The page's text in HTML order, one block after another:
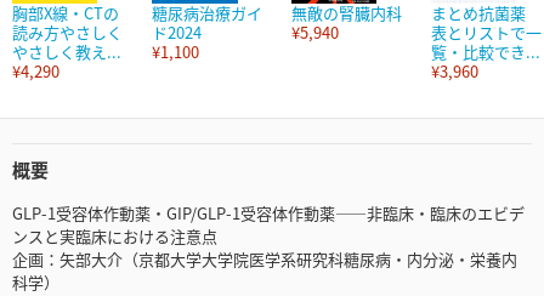
胸部X線・CTの
読み方やさしく
やさしく教え...
¥4,290
糖尿病治療ガイ
ド2024
¥1,100
無敵の腎臓内科
¥5,940
まとめ抗菌薬
表とリストで一
覧・比較でき...
¥3,960
概要
GLP-1受容体作動薬・GIP/GLP-1受容体作動薬――非臨床・臨床のエビデ
ンスと実臨床における注意点
企画：矢部大介（京都大学大学院医学系研究科糖尿病・内分泌・栄養内
科学）